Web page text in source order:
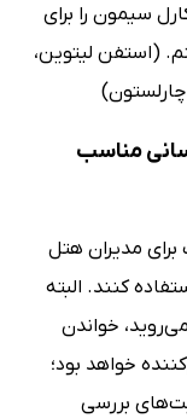
سیمون را برای
(استفن لیتوین،
مناسب
مدیران هتل
کنند. البته
خواندن
خواهد بود؛
بررسی